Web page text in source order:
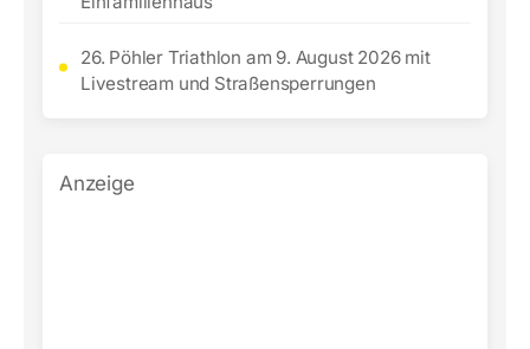
26. Pöhler Triathlon am 9. August 2026 mit
Livestream und Straßensperrungen
Anzeige